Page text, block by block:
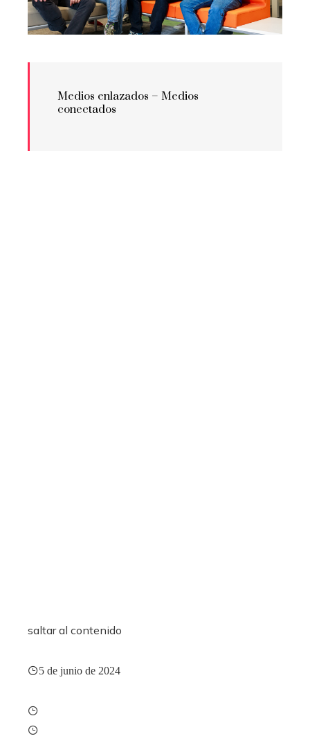
Medios enlazados – Medios
conectados
saltar al contenido
5 de junio de 2024